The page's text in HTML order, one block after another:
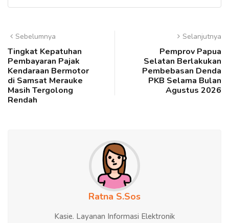
Sebelumnya
Tingkat Kepatuhan
Pembayaran Pajak
Kendaraan Bermotor
di Samsat Merauke
Masih Tergolong
Rendah
Selanjutnya
Pemprov Papua
Selatan Berlakukan
Pembebasan Denda
PKB Selama Bulan
Agustus 2026
Ratna S.Sos
Kasie. Layanan Informasi Elektronik